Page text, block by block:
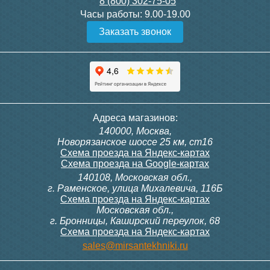
Конвектор ITT.080.200.1300
с решеткой GRILL.SGW-20-
Конвектор ITT.080.200.1000
с решеткой GRILL.SGW-20-
Конвектор ITT.080.200.1000
с решеткой GRILL.SGW-20-
Конвектор ITT.080.200.900 с
решеткой GRILL.SGA-20-
Подробнее Подробнее
100T, 230В (накладной,
расписание, упр.с пульта)
28 000
300, 230В (врезной - квадр.
коробка)
9 700
Часы работы: 9.00-19.00
Заказать звонок
Адреса магазинов:
140000, Москва,
Новорязанское шоссе 25 км, ст16
Схема проезда на Яндекс-картах
Схема проезда на Google-картах
140108, Московская обл.,
г. Раменское, улица Михалевича, 116Б
Схема проезда на Яндекс-картах
Московская обл.,
г. Бронницы, Каширский переулок, 68
Схема проезда на Яндекс-картах
sales@mirsantekhniki.ru